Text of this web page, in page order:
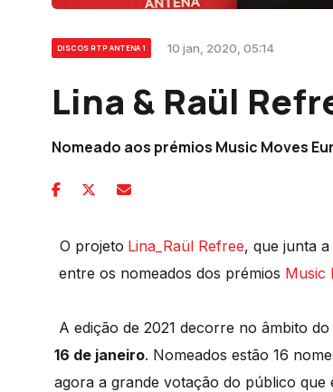
DISCOS RTP ANTENA 1 10 jan, 2020, 05:14
Lina & Raül
Nomeado aos prémios Music Moves
O projeto Lina_Raül Refree, que junta
entre os nomeados dos prémios Music
A edição de 2021 decorre no âmbito do
16 de janeiro. Nomeados estão 16
agora a grande votação do público